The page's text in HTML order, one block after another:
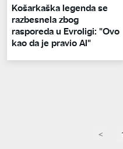
Košarkaška legenda se
razbesnela zbog
rasporeda u Evroligi: "Ovo
kao da je pravio AI"